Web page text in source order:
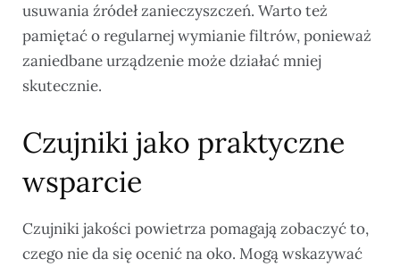
usuwania źródeł zanieczyszczeń. Warto też
pamiętać o regularnej wymianie filtrów, ponieważ
zaniedbane urządzenie może działać mniej
skutecznie.
Czujniki jako praktyczne
wsparcie
Czujniki jakości powietrza pomagają zobaczyć to,
czego nie da się ocenić na oko. Mogą wskazywać